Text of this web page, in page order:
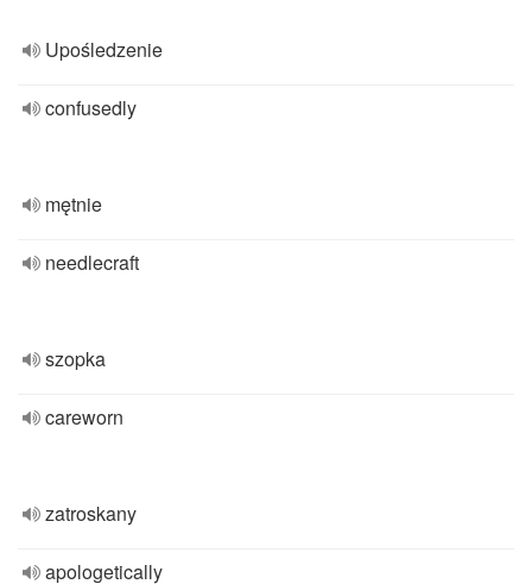
Upośledzenie
confusedly
mętnie
needlecraft
szopka
careworn
zatroskany
apologetically